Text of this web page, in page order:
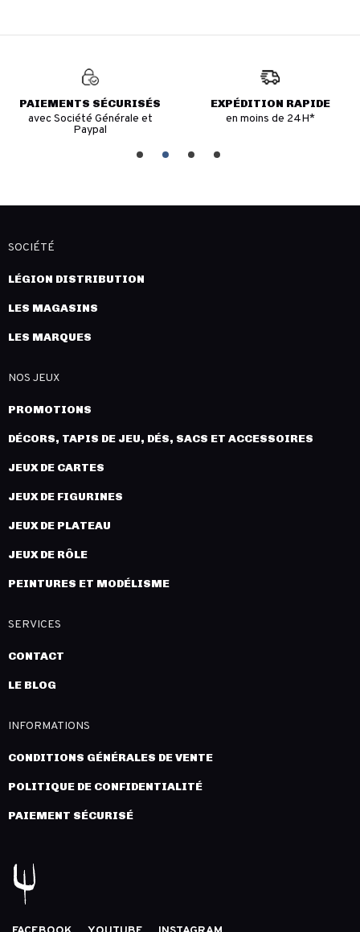
PAIEMENTS SÉCURISÉS
avec Société Générale et
Paypal
EXPÉDITION RAPIDE
en moins de 24H*
SOCIÉTÉ
LÉGION DISTRIBUTION
LES MAGASINS
LES MARQUES
NOS JEUX
PROMOTIONS
DÉCORS, TAPIS DE JEU, DÉS, SACS ET ACCESSOIRES
JEUX DE CARTES
JEUX DE FIGURINES
JEUX DE PLATEAU
JEUX DE RÔLE
PEINTURES ET MODÉLISME
SERVICES
CONTACT
LE BLOG
INFORMATIONS
CONDITIONS GÉNÉRALES DE VENTE
POLITIQUE DE CONFIDENTIALITÉ
PAIEMENT SÉCURISÉ